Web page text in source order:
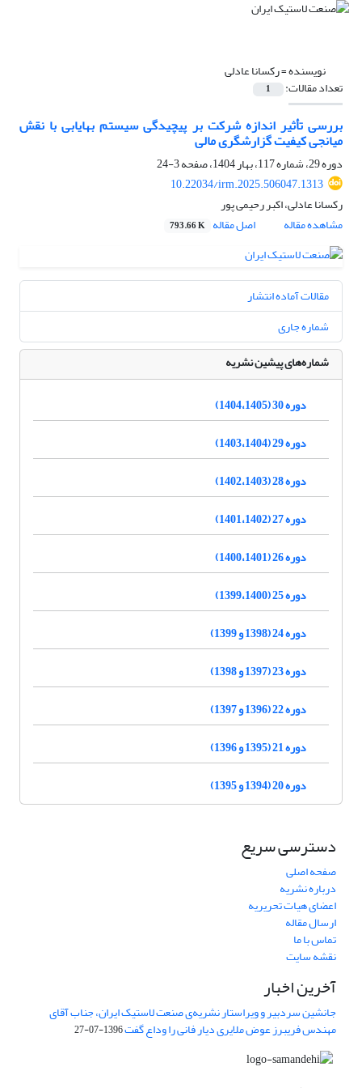
نویسنده =رکسانا عادلی
تعداد مقالات: 1
بررسی تأثیر اندازه شرکت بر پیچیدگی سیستم بهایابی با نقش
میانجی کیفیت گزارشگری مالی
دوره 29، شماره 117، بهار 1404، صفحه
3-24
10.22034/irm.2025.506047.1313
رکسانا عادلی، اکبر رحیمی پور
مشاهده مقاله
اصل مقاله 793.66 K
مقالات آماده انتشار
شماره جاری
شماره‌های پیشین نشریه
دوره 30 (1404،1405)
دوره 29 (1403،1404)
دوره 28 (1402،1403)
دوره 27 (1401،1402)
دوره 26 (1400،1401)
دوره 25 (1399،1400)
دوره 24 (1398 و 1399)
دوره 23 (1397 و 1398)
دوره 22 (1396 و 1397)
دوره 21 (1395 و 1396)
دوره 20 (1394 و 1395)
دسترسی سریع
صفحه اصلی
درباره نشریه
اعضای هیات تحریریه
ارسال مقاله
تماس با ما
نقشه سایت
آخرین اخبار
جانشین سردبیر و ویراستار نشریه‌ی صنعت لاستیک ایران، جناب آقای
مهندس فریبرز عوض ملایری دیار فانی را وداع گفت1396-07-27